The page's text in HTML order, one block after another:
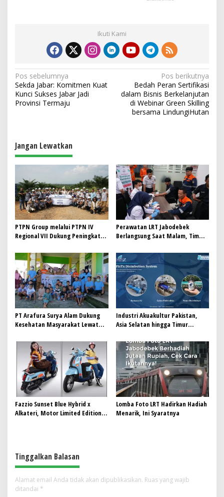
Ikuti Kami
N
a
v
a
s
p
o
s
Pos sebelumnya
Sekda Jabar: Komitmen Kuat
Kunci Sukses Jabar Jadi
Provinsi Termaju
Pos berikutnya
Bedah Peran Sertifikasi
dalam Bisnis Berkelanjutan
di Webinar Green Skilling
bersama LindungiHutan
Jangan Lewatkan
PTPN Group melalui PTPN IV
Regional VII Dukung Peningkatan
Perkebunan Lewat Pelatihan
Avenza Maps di Way Kanan
Perawatan LRT Jabodebek
Berlangsung Saat Malam, Tim
PT Arafura Surya Alam Dukung
Kesehatan Masyarakat Lewat
Industri Akuakultur Pakistan,
Asia Selatan hingga Timur
Terlengkap dari Indonesia
Fazzio Sunset Blue Hybrid x
Alkateri, Motor Limited Edition
Lomba Foto LRT Hadirkan Hadiah
Menarik, Ini Syaratnya
Tinggalkan Balasan
Alamat email Anda tidak akan dipublikasikan. Ruas yang wajib
ditandai *